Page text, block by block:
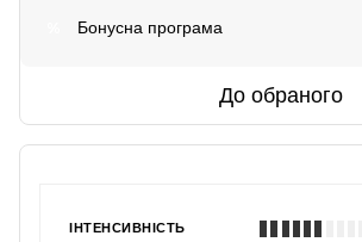
Бонусна програма
До обраного
ІНТЕНСИВНІСТЬ